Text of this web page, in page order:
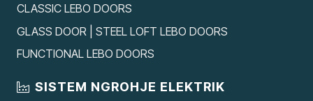
CLASSIC LEBO DOORS
GLASS DOOR | STEEL LOFT LEBO DOORS
FUNCTIONAL LEBO DOORS
SISTEM NGROHJE ELEKTRIK